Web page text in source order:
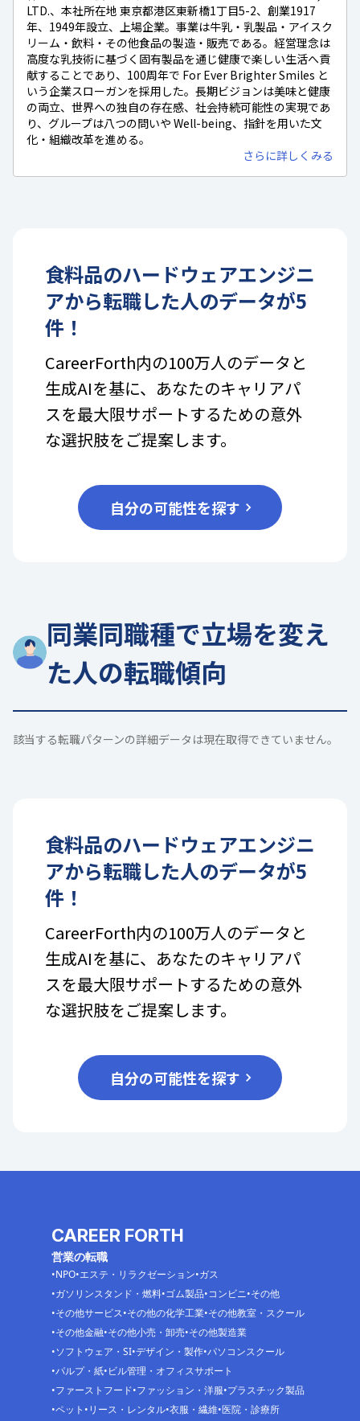
LTD.、本社所在地 東京都港区東新橋1丁目5-2、創業1917
年、1949年設立、上場企業。事業は牛乳・乳製品・アイスク
リーム・飲料・その他食品の製造・販売である。経営理念は
高度な乳技術に基づく固有製品を通じ健康で楽しい生活へ貢
献することであり、100周年で For Ever Brighter Smiles と
いう企業スローガンを採用した。長期ビジョンは美味と健康
の両立、世界への独自の存在感、社会持続可能性の実現であ
り、グループは八つの問いや Well-being、指針を用いた文
化・組織改革を進める。
さらに詳しくみる
食料品のハードウェアエンジニ
アから転職した人のデータが5
件！
CareerForth内の100万人のデータと
生成AIを基に、あなたのキャリアパ
スを最大限サポートするための意外
な選択肢をご提案します。
自分の可能性を探す
同業同職種で立場を変え
た人の転職傾向
該当する転職パターンの詳細データは現在取得できていません。
食料品のハードウェアエンジニ
アから転職した人のデータが5
件！
CareerForth内の100万人のデータと
生成AIを基に、あなたのキャリアパ
スを最大限サポートするための意外
な選択肢をご提案します。
自分の可能性を探す
CAREER FORTH
営業の転職
NPO エステ・リラクゼーション ガス
ガソリンスタンド・燃料 ゴム製品 コンビニ その他
その他サービス その他の化学工業 その他教室・スクール
その他金融 その他小売・卸売 その他製造業
ソフトウェア・SI デザイン・製作 パソコンスクール
パルプ・紙 ビル管理・オフィスサポート
ファーストフード ファッション・洋服 プラスチック製品
ペット リース・レンタル 衣服・繊維 医院・診療所